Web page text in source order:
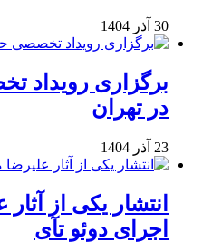
30 آذر 1404
برگزاری رویداد
در تهران
23 آذر 1404
انتشار یکی از
اجرای دوئو تآی